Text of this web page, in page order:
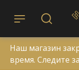
Наш магазин
время. Следите